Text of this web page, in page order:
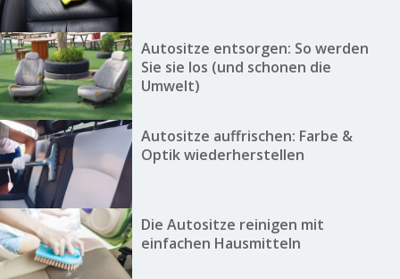
Autositze entsorgen: So werden
Sie sie los (und schonen die
Umwelt)
Autositze auffrischen: Farbe &
Optik wiederherstellen
Die Autositze reinigen mit
einfachen Hausmitteln